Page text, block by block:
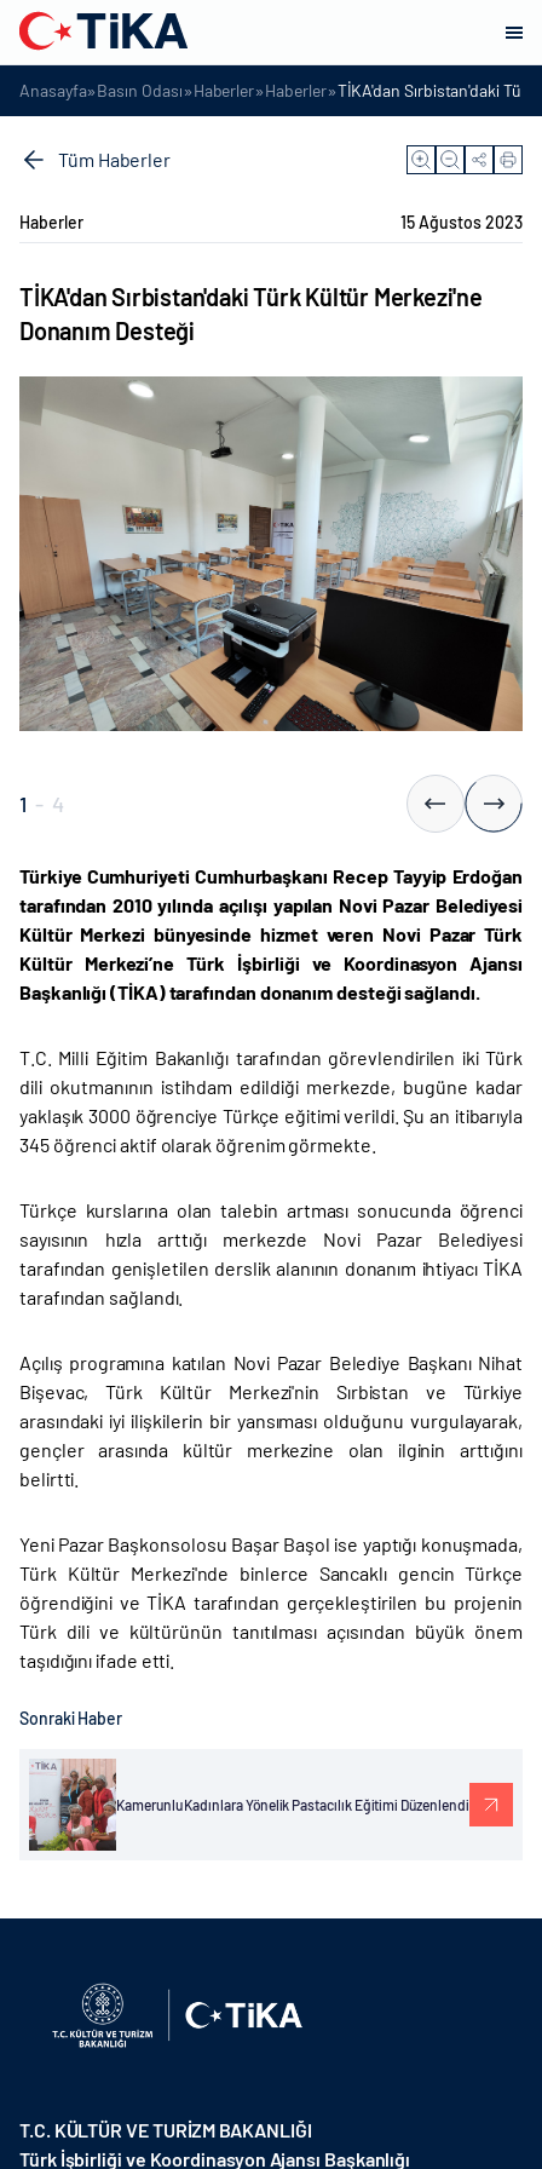
Anasayfa»Basın Odası»Haberler»Haberler»TİKA'dan Sırbistan'daki
Tüm Haberler
Haberler 15 Ağustos 2023
TİKA'dan Sırbistan'daki Türk Kültür Merkezi'ne
Donanım Desteği
1 - 4
Türkiye Cumhuriyeti Cumhurbaşkanı Recep Tayyip Erdoğan
tarafından 2010 yılında açılışı yapılan Novi Pazar Belediyesi
Kültür Merkezi bünyesinde hizmet veren Novi Pazar Türk
Kültür Merkezi’ne Türk İşbirliği ve Koordinasyon Ajansı
Başkanlığı (TİKA) tarafından donanım desteği sağlandı.
T.C. Milli Eğitim Bakanlığı tarafından görevlendirilen iki Türk
dili okutmanının istihdam edildiği merkezde, bugüne kadar
yaklaşık 3000 öğrenciye Türkçe eğitimi verildi. Şu an itibarıyla
345 öğrenci aktif olarak öğrenim görmekte.
Türkçe kurslarına olan talebin artması sonucunda öğrenci
sayısının hızla arttığı merkezde Novi Pazar Belediyesi
tarafından genişletilen derslik alanının donanım ihtiyacı TİKA
tarafından sağlandı.
Açılış programına katılan Novi Pazar Belediye Başkanı Nihat
Bişevac, Türk Kültür Merkezi'nin Sırbistan ve Türkiye
arasındaki iyi ilişkilerin bir yansıması olduğunu vurgulayarak,
gençler arasında kültür merkezine olan ilginin arttığını
belirtti.
Yeni Pazar Başkonsolosu Başar Başol ise yaptığı konuşmada,
Türk Kültür Merkezi'nde binlerce Sancaklı gencin Türkçe
öğrendiğini ve TİKA tarafından gerçekleştirilen bu projenin
Türk dili ve kültürünün tanıtılması açısından büyük önem
taşıdığını ifade etti.
Sonraki Haber
Kamerunlu Kadınlara Yönelik Pastacılık Eğitimi Düzenlendi
T.C. KÜLTÜR VE TURİZM BAKANLIĞI
Türk İşbirliği ve Koordinasyon Ajansı Başkanlığı